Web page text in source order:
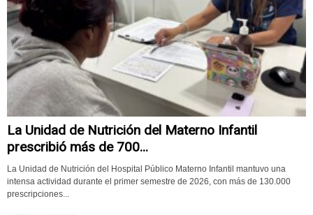
La Unidad de Nutrición del Materno Infantil
prescribió más de 700...
La Unidad de Nutrición del Hospital Público Materno Infantil mantuvo una
intensa actividad durante el primer semestre de 2026, con más de 130.000
prescripciones...